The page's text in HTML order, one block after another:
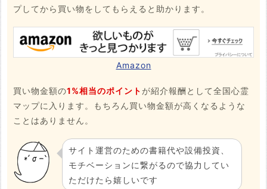
プしてから買い物をしてもらえると助かります。
Amazon
買い物金額の1%相当のポイント が紹介報酬として全国心霊
マップに入ります。もちろん買い物金額が高くなるような
ことはありません。
サイト運営のための書籍代や設備投資、
モチベーションに繋がるので協力してい
ただけたら嬉しいです